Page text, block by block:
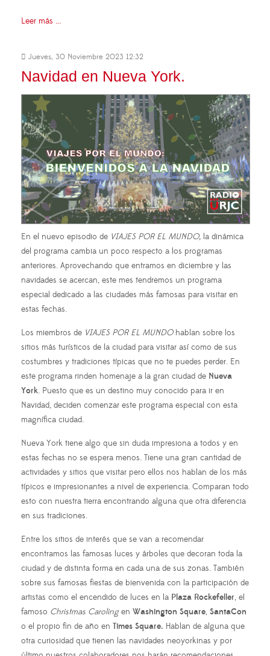
Leer más ...
Jueves, 30 Noviembre 2023 12:32
Navidad en Nueva York.
En el nuevo episodio de VIAJES POR EL MUNDO, la dinámica
del programa cambia un poco respecto a los programas
anteriores. Aprovechando que entramos en diciembre y las
navidades se acercan, este mes tendremos un programa
especial dedicado a las ciudades más famosas para visitar en
estas fechas.
Los miembros de VIAJES POR EL MUNDOhablan sobre los
sitios más turísticos de la ciudad para visitar así como de sus
costumbres y tradiciones típicas que no te puedes perder. En
este programa rinden homenaje a la gran ciudad de Nueva
York. Puesto que es un destino muy conocido para ir en
Navidad, deciden comenzar este programa especial con esta
magnífica ciudad.
Nueva York tiene algo que sin duda impresiona a todos y en
estas fechas no se espera menos. Tiene una gran cantidad de
actividades y sitios que visitar pero ellos nos hablan de los más
típicos e impresionantes a nivel de experiencia. Comparan todo
esto con nuestra tierra encontrando alguna que otra diferencia
en sus tradiciones.
Entre los sitios de interés que se van a recomendar
encontramos las famosas luces y árboles que decoran toda la
ciudad y de distinta forma en cada una de sus zonas. También
sobre sus famosas fiestas de bienvenida con la participación de
artistas como el encendido de luces en la Plaza Rockefeller, el
famoso Christmas Carolingen Washington Square, SantaCon
o el propio fin de año en Times Square. Hablan de alguna que
otra curiosidad que tienen las navidades neoyorkinas y por